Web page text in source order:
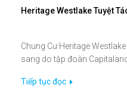
Heritage Westlake Tuyệt
Chung Cư Heritage
sang do tập đoàn
Tiếp tục đọc